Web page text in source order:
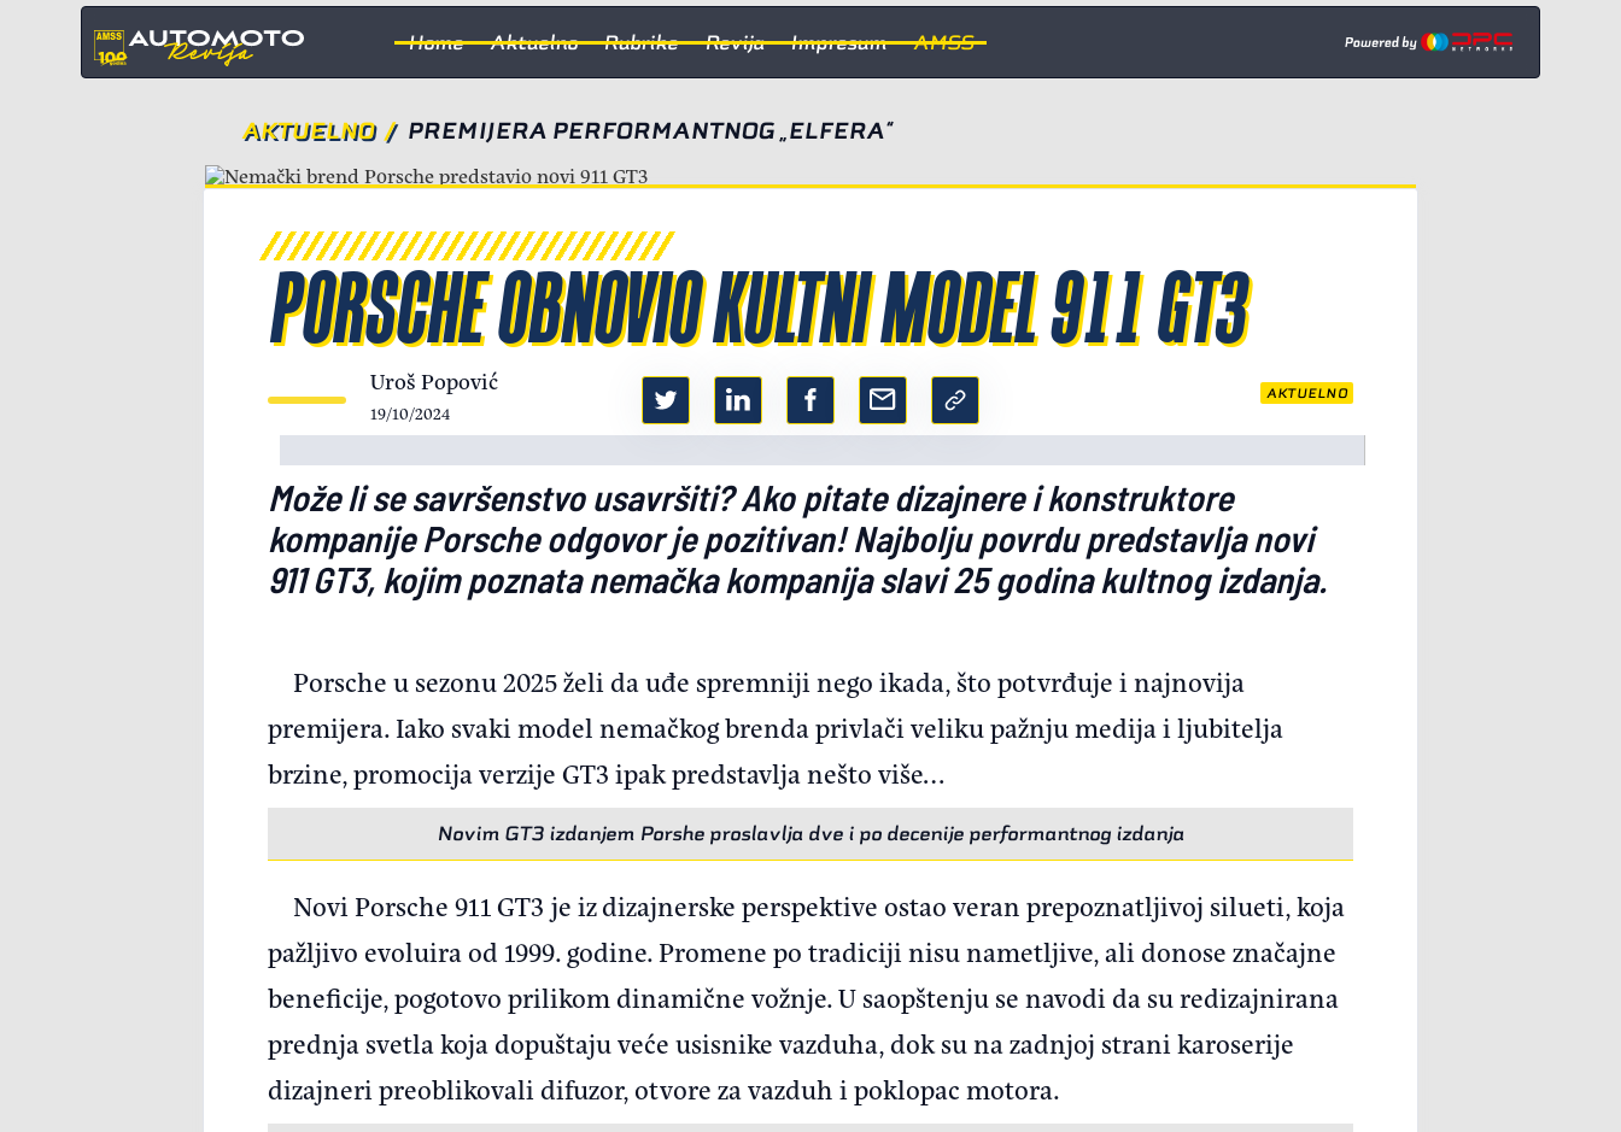
Home Aktuelno Rubrike Revija Impresum AMSS
AKTUELNO / PREMIJERA PERFORMANTNOG „ELFERA“
PORSCHE OBNOVIO KULTNI MODEL 911 GT3
Uroš Popović
19/10/2024
AKTUELNO
Može li se savršenstvo usavršiti? Ako pitate dizajnere i konstruktore
kompanije Porsche odgovor je pozitivan! Najbolju povrdu predstavlja novi
911 GT3, kojim poznata nemačka kompanija slavi 25 godina kultnog izdanja.
Porsche u sezonu 2025 želi da uđe spremniji nego ikada, što potvrđuje i najnovija
premijera. Iako svaki model nemačkog brenda privlači veliku pažnju medija i ljubitelja
brzine, promocija verzije GT3 ipak predstavlja nešto više…
Novim GT3 izdanjem Porshe proslavlja dve i po decenije performantnog izdanja
Novi Porsche 911 GT3 je iz dizajnerske perspektive ostao veran prepoznatljivoj silueti, koja
pažljivo evoluira od 1999. godine. Promene po tradiciji nisu nametljive, ali donose značajne
beneficije, pogotovo prilikom dinamične vožnje. U saopštenju se navodi da su redizajnirana
prednja svetla koja dopuštaju veće usisnike vazduha, dok su na zadnjoj strani karoserije
dizajneri preoblikovali difuzor, otvore za vazduh i poklopac motora.